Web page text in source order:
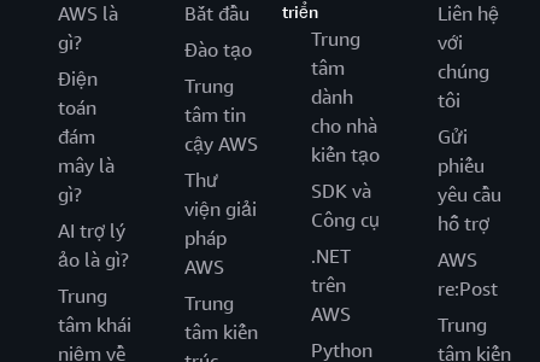
AWS là
gì?
Điện
toán
đám
mây là
gì?
AI trợ lý
ảo là gì?
Trung
tâm khái
niệm về
Bắt đầu
Đào tạo
Trung
tâm tin
cậy AWS
Thư
viện giải
pháp
AWS
Trung
tâm kiến
triển
Trung
tâm
dành
cho nhà
kiến tạo
SDK và
Công cụ
.NET
trên
AWS
Python
Liên hệ
với
chúng
tôi
Gửi
phiếu
yêu cầu
hỗ trợ
AWS
re:Post
Trung
tâm kiến